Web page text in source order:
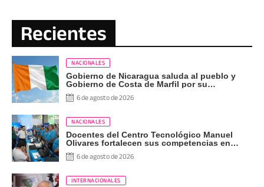
Recientes
NACIONALES
Gobierno de Nicaragua saluda al pueblo y
Gobierno de Costa de Marfil por su
Independencia
6 de agosto de 2026
NACIONALES
Docentes del Centro Tecnológico Manuel
Olivares fortalecen sus competencias en
Bootcamp Pedagógico de INATEC
6 de agosto de 2026
INTERNACIONALES